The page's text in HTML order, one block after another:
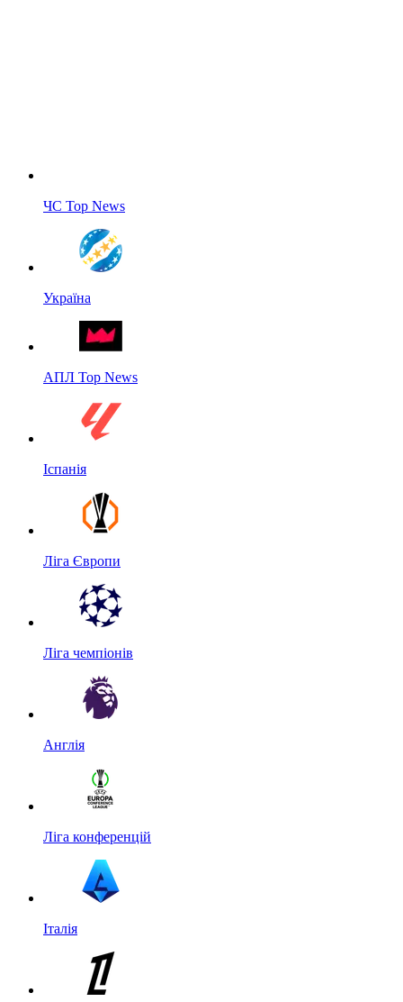
ЧС Top News
Україна
АПЛ Top News
Іспанія
Ліга Європи
Ліга чемпіонів
Англія
Ліга конференцій
Італія